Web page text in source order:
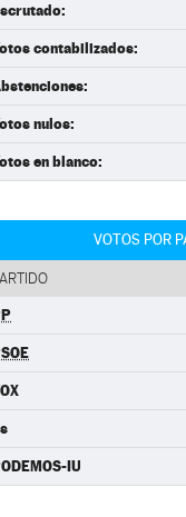
contabilizados:
nulos:
en blanco:
VOTOS POR
IU